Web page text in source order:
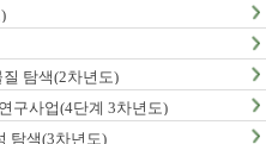
탐색(2차년도)
구사업(4단계 3차년도)
탐색(3차년도)